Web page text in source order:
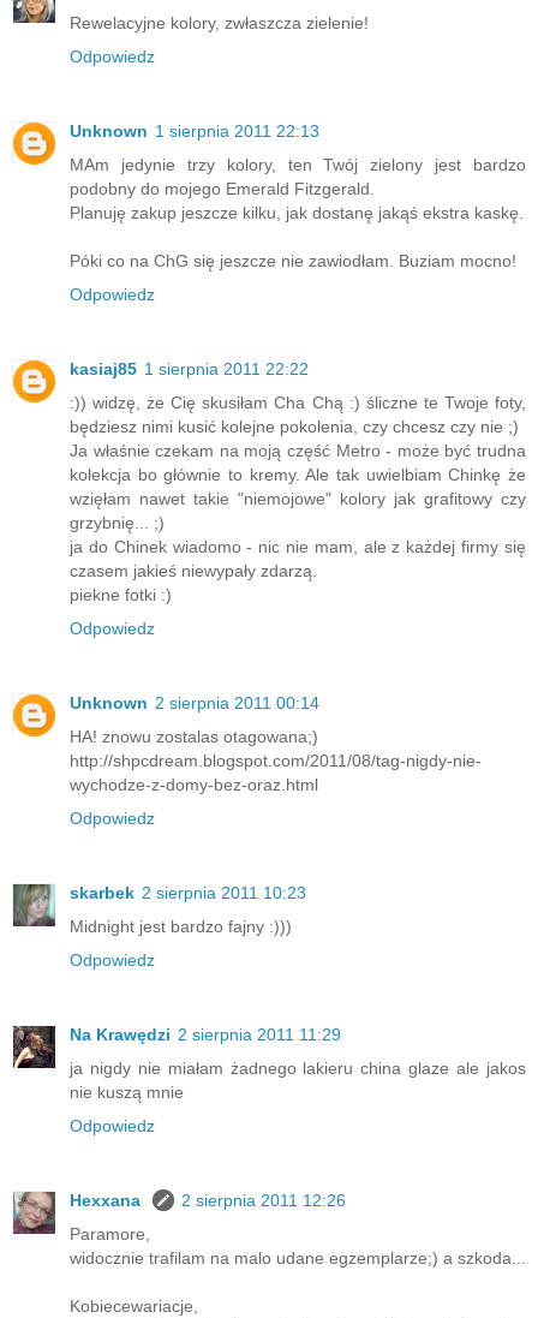
Rewelacyjne kolory, zwłaszcza zielenie!
Odpowiedz
Unknown 1 sierpnia 2011 22:13
MAm jedynie trzy kolory, ten Twój zielony jest bardzo
podobny do mojego Emerald Fitzgerald.
Planuję zakup jeszcze kilku, jak dostanę jakąś ekstra kaskę.
Póki co na ChG się jeszcze nie zawiodłam. Buziam mocno!
Odpowiedz
kasiaj85 1 sierpnia 2011 22:22
:)) widzę, że Cię skusiłam Cha Chą :) śliczne te Twoje foty,
będziesz nimi kusić kolejne pokolenia, czy chcesz czy nie ;)
Ja właśnie czekam na moją część Metro - może być trudna
kolekcja bo głównie to kremy. Ale tak uwielbiam Chinkę że
wzięłam nawet takie "niemojowe" kolory jak grafitowy czy
grzybnię... ;)
ja do Chinek wiadomo - nic nie mam, ale z każdej firmy się
czasem jakieś niewypały zdarzą.
piekne fotki :)
Odpowiedz
Unknown 2 sierpnia 2011 00:14
HA! znowu zostalas otagowana;)
http://shpcdream.blogspot.com/2011/08/tag-nigdy-nie-
wychodze-z-domy-bez-oraz.html
Odpowiedz
skarbek 2 sierpnia 2011 10:23
Midnight jest bardzo fajny :)))
Odpowiedz
Na Krawędzi 2 sierpnia 2011 11:29
ja nigdy nie miałam żadnego lakieru china glaze ale jakos
nie kuszą mnie
Odpowiedz
Hexxana
2 sierpnia 2011 12:26
Paramore,
widocznie trafilam na malo udane egzemplarze;) a szkoda...
Kobiecewariacje,